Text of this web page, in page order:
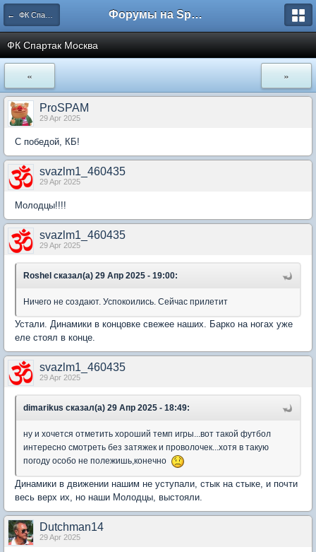
← ФК Спартак Москва Форумы на Sportbox.ru
ФК Спартак Москва
« »
ProSPAM
29 Apr 2025
С победой, КБ!
svazlm1_460435
29 Apr 2025
Молодцы!!!!
svazlm1_460435
29 Apr 2025
Roshel сказал(а) 29 Апр 2025 - 19:00:
Ничего не создают. Успокоились. Сейчас прилетит
Устали. Динамики в концовке свежее наших. Барко на ногах уже
еле стоял в конце.
svazlm1_460435
29 Apr 2025
dimarikus сказал(а) 29 Апр 2025 - 18:49:
ну и хочется отметить хороший темп игры...вот такой футбол
интересно смотреть без затяжек и проволочек...хотя в такую
погоду особо не полежишь,конечно
Динамики в движении нашим не уступали, стык на стыке, и почти
весь верх их, но наши Молодцы, выстояли.
Dutchman14
29 Apr 2025